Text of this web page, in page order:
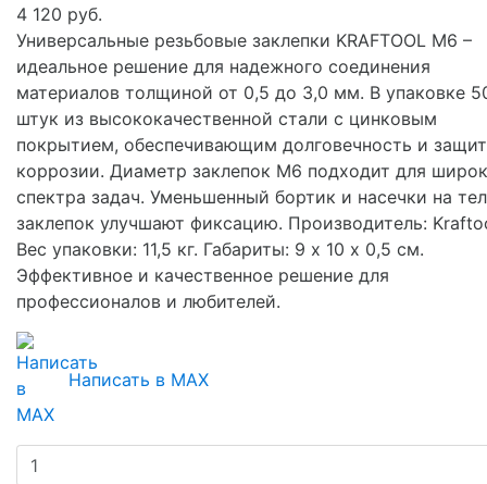
4 120 руб.
Универсальные резьбовые заклепки KRAFTOOL М6 –
идеальное решение для надежного соединения
материалов толщиной от 0,5 до 3,0 мм. В упаковке
штук из высококачественной стали с цинковым
покрытием, обеспечивающим долговечность и
коррозии. Диаметр заклепок М6 подходит для
спектра задач. Уменьшенный бортик и насечки на
заклепок улучшают фиксацию. Производитель:
Вес упаковки: 11,5 кг. Габариты: 9 х 10 х 0,5 см.
Эффективное и качественное решение для
профессионалов и любителей.
Написать в MAX